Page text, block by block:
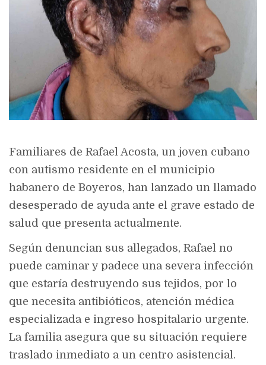
Familiares de Rafael Acosta, un joven cubano
con autismo residente en el municipio
habanero de Boyeros, han lanzado un llamado
desesperado de ayuda ante el grave estado de
salud que presenta actualmente.
Según denuncian sus allegados, Rafael no
puede caminar y padece una severa infección
que estaría destruyendo sus tejidos, por lo
que necesita antibióticos, atención médica
especializada e ingreso hospitalario urgente.
La familia asegura que su situación requiere
traslado inmediato a un centro asistencial.